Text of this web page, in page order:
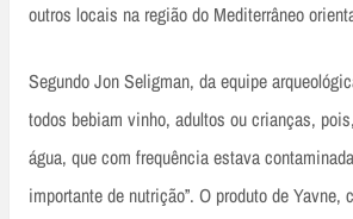
outros locais na região do Mediterrâneo
Segundo Jon Seligman, da equipe
todos bebiam vinho, adultos ou crianças,
água, que com frequência estava
importante de nutrição”. O produto de Yavne,